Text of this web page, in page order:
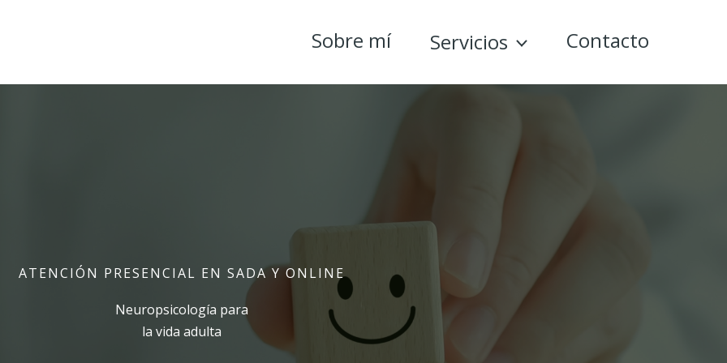
Sobre mí Servicios Contacto
ATENCIÓN PRESENCIAL EN SADA Y ONLINE
Neuropsicología para
la vida adulta